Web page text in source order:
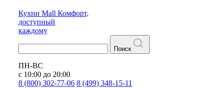
Кухни Mall Комфорт,
доступный
каждому
Поиск
ПН-ВС
с 10:00 до 20:00
8 (800) 302-77-06 8 (499) 348-15-11